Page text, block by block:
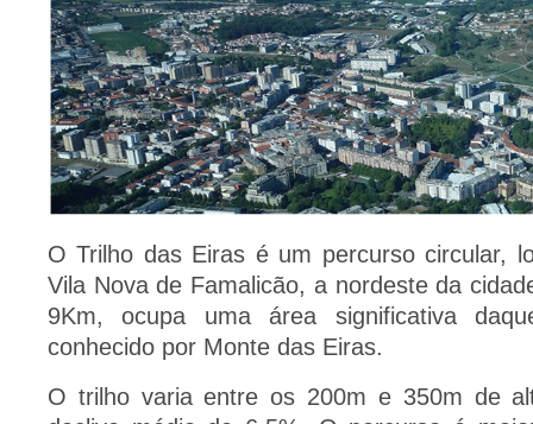
O Trilho das Eiras é um percurso circular,
Vila Nova de Famalicão, a nordeste da
9Km, ocupa uma área significativa
conhecido por Monte das Eiras.
O trilho varia entre os 200m e 350m de